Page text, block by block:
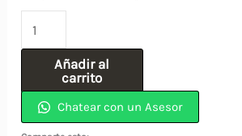
Adhesiva
Doble
Faz
19MM
Añadir al
carrito
Chatear con un Asesor